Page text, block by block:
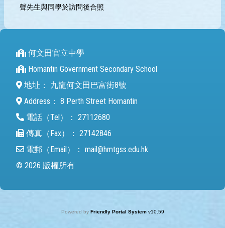
聲先生與同學於訪問後合照
何文田官立中學
Homantin Government Secondary School
地址：
九龍何文田巴富街8號
Address： 8 Perth Street Homantin
電話（Tel）： 27112680
傳真（Fax）： 27142846
電郵（Email）： mail@hmtgss.edu.hk
© 2026 版權所有
Powered by Friendly Portal System v10.59